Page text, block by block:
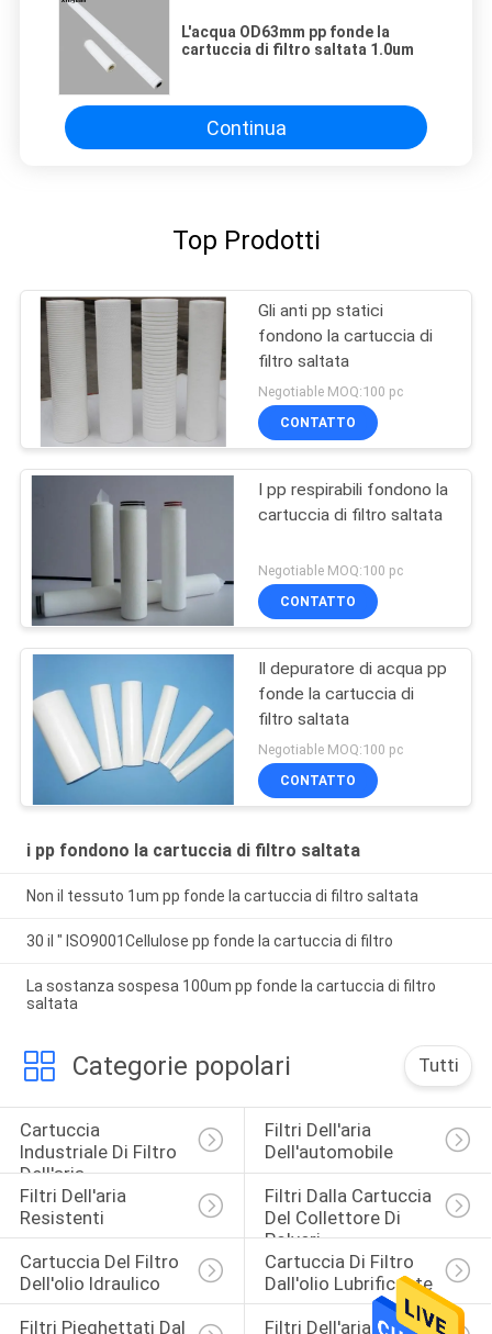
L'acqua OD63mm pp fonde la
cartuccia di filtro saltata 1.0um
Continua
Top Prodotti
Gli anti pp statici
fondono la cartuccia di
filtro saltata
Negotiable MOQ:100 pc
CONTATTO
I pp respirabili fondono la
cartuccia di filtro saltata
Negotiable MOQ:100 pc
CONTATTO
Il depuratore di acqua pp
fonde la cartuccia di
filtro saltata
Negotiable MOQ:100 pc
CONTATTO
i pp fondono la cartuccia di filtro saltata
Non il tessuto 1um pp fonde la cartuccia di filtro saltata
30 il ″ ISO9001Cellulose pp fonde la cartuccia di filtro
La sostanza sospesa 100um pp fonde la cartuccia di filtro
saltata
Categorie popolari Tutti
Cartuccia
Industriale Di Filtro
Dell'aria
Filtri Dell'aria
Dell'automobile
Filtri Dell'aria
Resistenti
Filtri Dalla Cartuccia
Del Collettore Di
Polveri
Cartuccia Del Filtro
Dell'olio Idraulico
Cartuccia Di Filtro
Dall'olio Lubrificante
Filtri Pieghettati Dal
Filtri Dell'aria Della